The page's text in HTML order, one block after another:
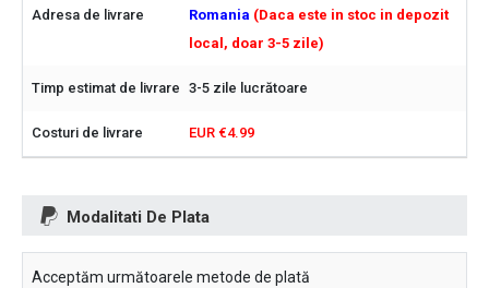
Romania (Daca este in stoc in depozit
local, doar 3-5 zile)
3-5 zile lucrătoare
EUR €4.99
Modalitati De Plata
Acceptăm următoarele metode de plată